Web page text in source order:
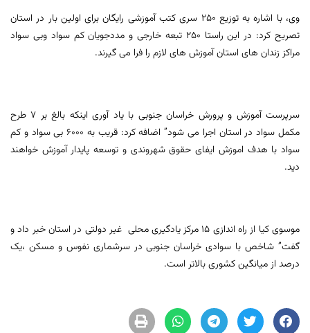
وی، با اشاره به توزیع 250 سری کتب آموزشی رایگان برای اولین بار در استان
تصریح کرد: در این راستا 250 تبعه خارجی و مددجویان کم سواد وبی سواد
مراکز زندان های استان آموزش های لازم را فرا می گیرند.
سرپرست آموزش و پرورش خراسان جنوبی با یاد آوری اینکه بالغ بر 7 طرح
مکمل سواد در استان اجرا می شود” اضافه کرد: قریب به 6000 بی سواد و کم
سواد با هدف اموزش ایفای حقوق شهروندی و توسعه پایدار آموزش خواهند
دید.
موسوی کیا از راه اندازی 15 مرکز یادگیری محلی غیر دولتی در استان خبر داد و
گفت” شاخص با سوادی خراسان جنوبی در سرشماری نفوس و مسکن ،یک
درصد از میانگین کشوری بالاتر است.